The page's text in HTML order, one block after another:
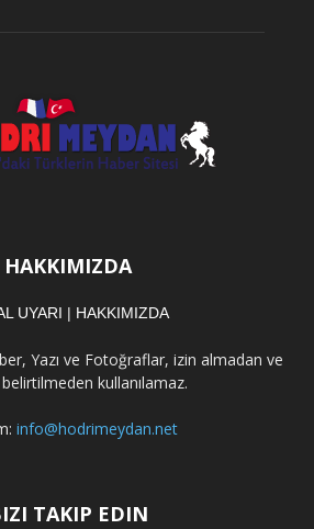
HAKKIMIZDA
UYARI | HAKKIMIZDA
Yazı ve Fotoğraflar, izin almadan ve
kullanılamaz.
info@hodrimeydan.net
TAKIP EDIN